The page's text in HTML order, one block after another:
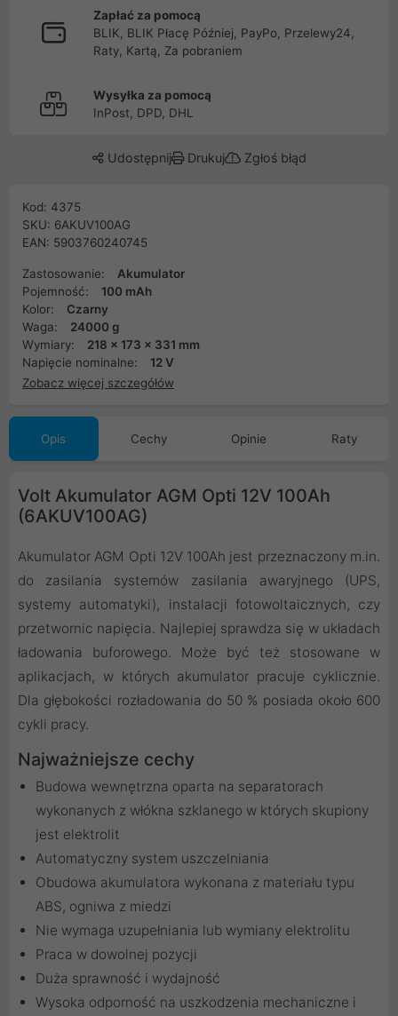
Zapłać za pomocą
BLIK, BLIK Płacę Później, PayPo, Przelewy24,
Raty, Kartą, Za pobraniem
Wysyłka za pomocą
InPost, DPD, DHL
Udostępnij Drukuj Zgłoś błąd
Kod: 4375
SKU: 6AKUV100AG
EAN: 5903760240745
Zastosowanie:
Akumulator
Pojemność:
100 mAh
Kolor:
Czarny
Waga:
24000 g
Wymiary:
218 x 173 x 331 mm
Napięcie nominalne:
12 V
Zobacz więcej szczegółów
Opis Cechy Opinie Raty
Volt Akumulator AGM Opti 12V 100Ah
(6AKUV100AG)
Akumulator AGM Opti 12V 100Ah jest przeznaczony m.in.
do zasilania systemów zasilania awaryjnego (UPS,
systemy automatyki), instalacji fotowoltaicznych, czy
przetwornic napięcia. Najlepiej sprawdza się w układach
ładowania buforowego. Może być też stosowane w
aplikacjach, w których akumulator pracuje cyklicznie.
Dla głębokości rozładowania do 50 % posiada około 600
cykli pracy.
Najważniejsze cechy
Budowa wewnętrzna oparta na separatorach
wykonanych z włókna szklanego w których skupiony
jest elektrolit
Automatyczny system uszczelniania
Obudowa akumulatora wykonana z materiału typu
ABS, ogniwa z miedzi
Nie wymaga uzupełniania lub wymiany elektrolitu
Praca w dowolnej pozycji
Duża sprawność i wydajność
Wysoka odporność na uszkodzenia mechaniczne i